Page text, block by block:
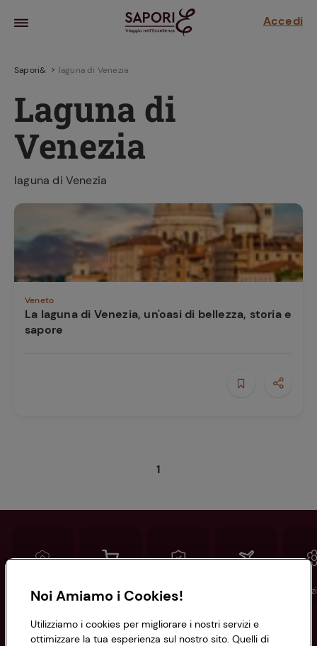
Accedi
ricetta
il
Sapori& laguna di Venezia
Laguna di
Venezia
laguna di Venezia
Veneto
La laguna di Venezia, un'oasi di bellezza, storia e
sapore
1
Conad Spesa online Assicurazioni
Informazioni
preferite
Noi Amiamo i Cookies!
Utilizziamo i cookies per migliorare i nostri servizi e
ottimizzare la tua esperienza sul nostro sito. Quelli di